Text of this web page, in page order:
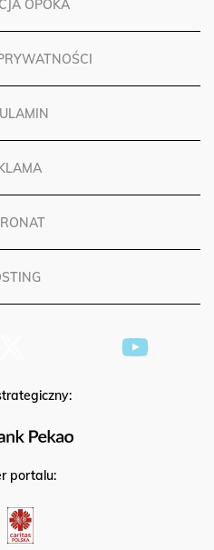
OPOKA
portalu: